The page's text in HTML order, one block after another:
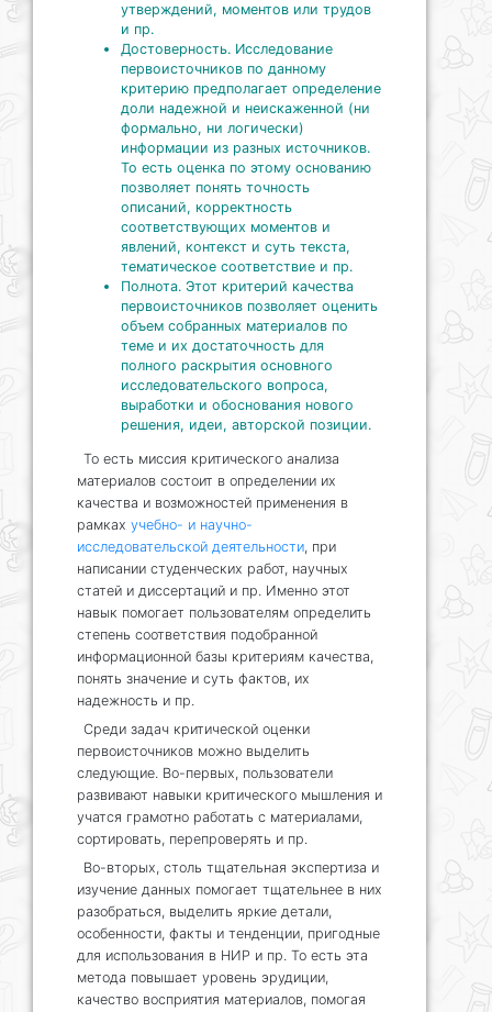
утверждений, моментов или трудов
и пр.
Достоверность. Исследование
первоисточников по данному
критерию предполагает определение
доли надежной и неискаженной (ни
формально, ни логически)
информации из разных источников.
То есть оценка по этому основанию
позволяет понять точность
описаний, корректность
соответствующих моментов и
явлений, контекст и суть текста,
тематическое соответствие и пр.
Полнота. Этот критерий качества
первоисточников позволяет оценить
объем собранных материалов по
теме и их достаточность для
полного раскрытия основного
исследовательского вопроса,
выработки и обоснования нового
решения, идеи, авторской позиции.
То есть миссия критического анализа
материалов состоит в определении их
качества и возможностей применения в
рамках учебно- и научно-
исследовательской деятельности, при
написании студенческих работ, научных
статей и диссертаций и пр. Именно этот
навык помогает пользователям определить
степень соответствия подобранной
информационной базы критериям качества,
понять значение и суть фактов, их
надежность и пр.
Среди задач критической оценки
первоисточников можно выделить
следующие. Во-первых, пользователи
развивают навыки критического мышления и
учатся грамотно работать с материалами,
сортировать, перепроверять и пр.
Во-вторых, столь тщательная экспертиза и
изучение данных помогает тщательнее в них
разобраться, выделить яркие детали,
особенности, факты и тенденции, пригодные
для использования в НИР и пр. То есть эта
метода повышает уровень эрудиции,
качество восприятия материалов, помогая